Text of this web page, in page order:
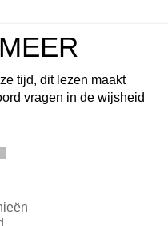
tijd, dit lezen maakt
vragen in de wijsheid